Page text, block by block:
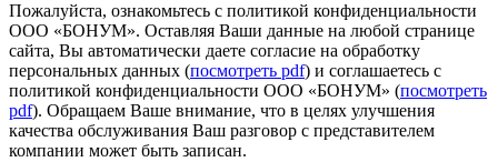
Пожалуйста, ознакомьтесь с политикой конфиденциальности
ООО «БОНУМ». Оставляя Ваши данные на любой странице
сайта, Вы автоматически даете согласие на обработку
персональных данных (посмотреть pdf) и соглашаетесь с
политикой конфиденциальности ООО «БОНУМ» (посмотреть
pdf). Обращаем Ваше внимание, что в целях улучшения
качества обслуживания Ваш разговор с представителем
компании может быть записан.